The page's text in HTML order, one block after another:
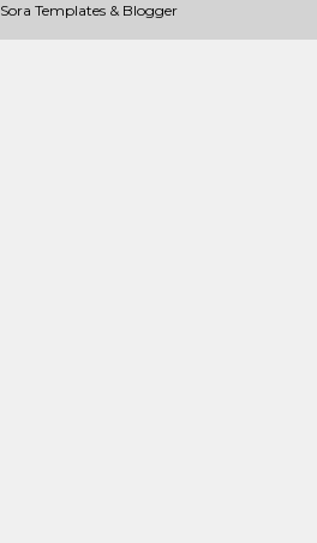
Sora Templates& Blogger